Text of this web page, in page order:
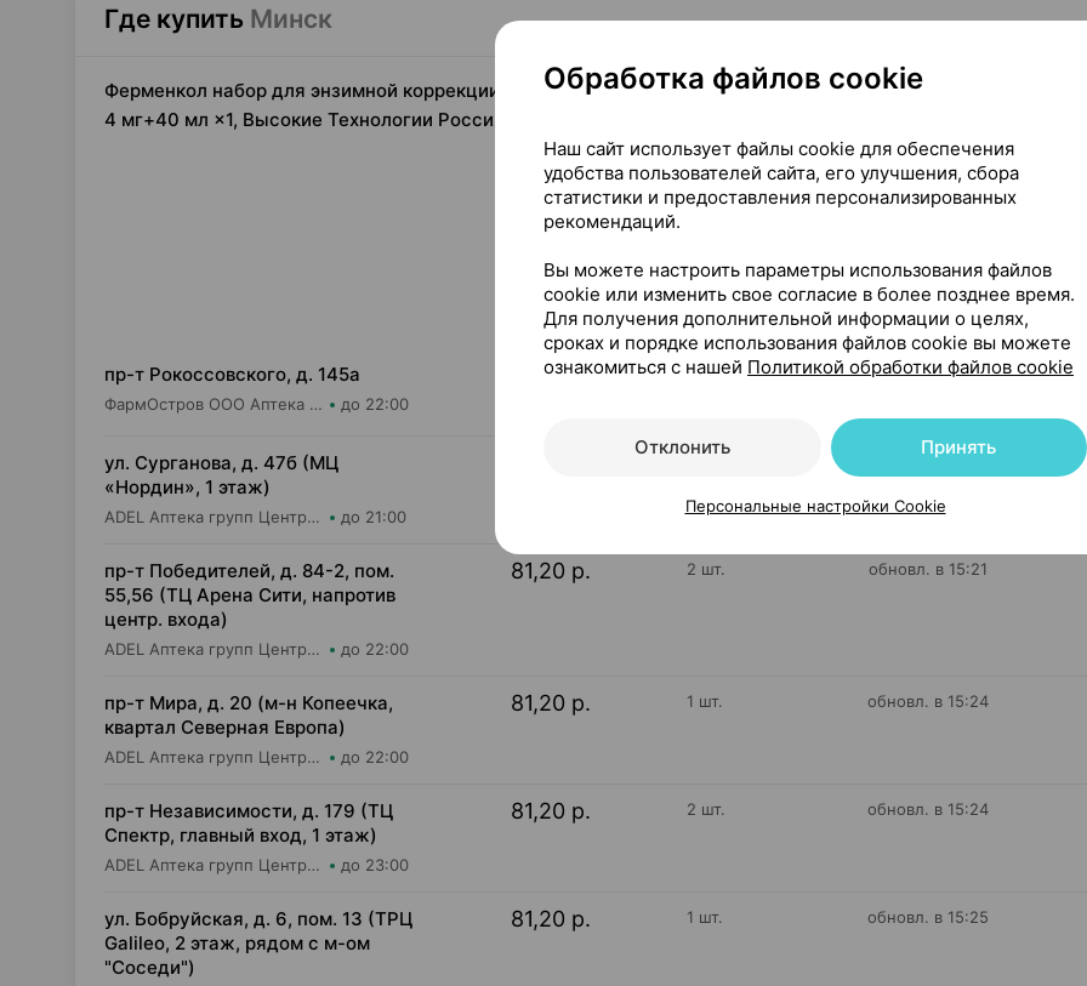
Где купить Минск
Ферменкол набор для энзимной коррекции, лиофилизат для приготовления раствора для наружного
4 мг+40 мл ×1, Высокие Технологии Россия
пр-т Рокоссовского, д. 145а
ФармОстров ООО Аптека №9 на Рокоссовского до 22:00
83,51 р. 1 шт. обновл. в 15:21
ул. Сурганова, д. 47б (МЦ
«Нордин», 1 этаж)
ADEL Аптека групп Центр ООО Аптека №12 до 21:00
обновл. в 15:22
пр-т Победителей, д. 84-2, пом.
55,56 (ТЦ Арена Сити, напротив
центр. входа)
ADEL Аптека групп Центр ООО Аптека №105 до 22:00
81,20 р. 2 шт. обновл. в 15:21
пр-т Мира, д. 20 (м-н Копеечка,
квартал Северная Европа)
ADEL Аптека групп Центр ООО Аптека №55 до 22:00
81,20 р. 1 шт. обновл. в 15:24
пр-т Независимости, д. 179 (ТЦ
Спектр, главный вход, 1 этаж)
ADEL Аптека групп Центр ООО Аптека №61 до 23:00
81,20 р. 2 шт. обновл. в 15:24
ул. Бобруйская, д. 6, пом. 13 (ТРЦ
Galileo, 2 этаж, рядом с м-ом
"Соседи")
81,20 р. 1 шт. обновл. в 15:25
Обработка файлов cookie
Наш сайт использует файлы cookie для обеспечения
удобства пользователей сайта, его улучшения, сбора
статистики и предоставления персонализированных
рекомендаций.
Вы можете настроить параметры использования файлов
cookie или изменить свое согласие в более позднее время.
Для получения дополнительной информации о целях,
сроках и порядке использования файлов cookie вы можете
ознакомиться с нашей Политикой обработки файлов cookie
Отклонить Принять
Персональные настройки Cookie